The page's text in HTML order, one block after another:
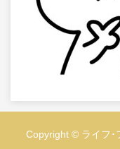
Copyright © ライフ･